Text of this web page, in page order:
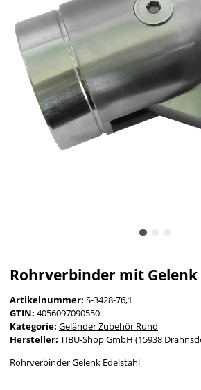
Rohrverbinder mit Gelenk
Artikelnummer: S-3428-76,1
GTIN: 4056097090550
Kategorie: Geländer Zubehör Rund
Hersteller: TIBU-Shop GmbH (15938
Rohrverbinder Gelenk Edelstahl